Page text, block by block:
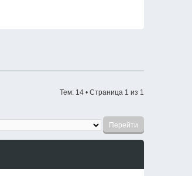
Тем: 14 • Страница 1 из 1